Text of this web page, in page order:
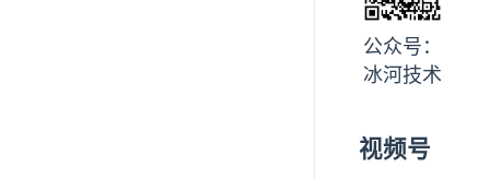
公众号：
冰河技术
视频号